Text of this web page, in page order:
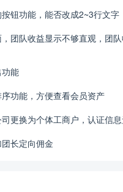
钮功能，能否改成2~3行文字
团队收益显示不够直观，团
能
功能，方便查看会员资产
更换为个体工商户，认证信
长定向佣金